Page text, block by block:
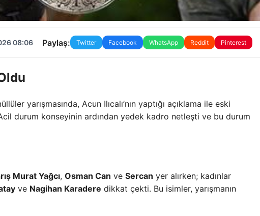
08:06 Paylaş: Twitter Facebook WhatsApp Reddit Pinterest
yarışmasında, Acun Ilıcalı’nın yaptığı açıklama ile eski
durum konseyinin ardından yedek kadro netleşti ve bu durum
Murat Yağcı, Osman Can ve Sercan yer alırken; kadınlar
ve Nagihan Karadere dikkat çekti. Bu isimler, yarışmanın